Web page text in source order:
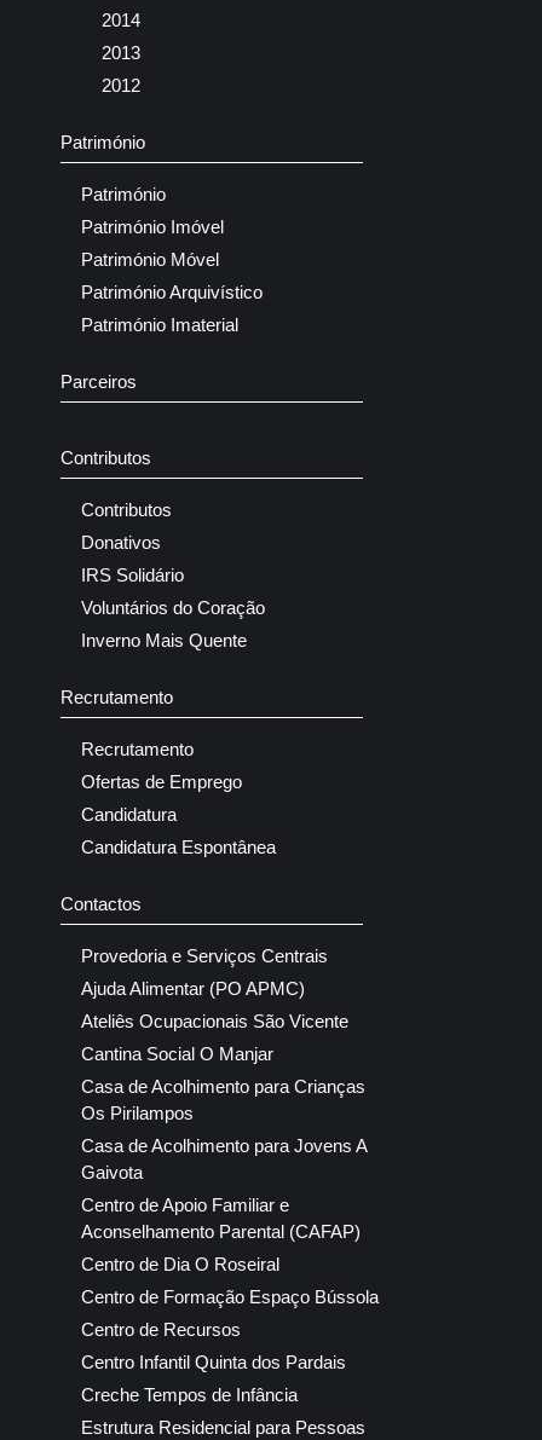
2014
2013
2012
Património
Património
Património Imóvel
Património Móvel
Património Arquivístico
Património Imaterial
Parceiros
Contributos
Contributos
Donativos
IRS Solidário
Voluntários do Coração
Inverno Mais Quente
Recrutamento
Recrutamento
Ofertas de Emprego
Candidatura
Candidatura Espontânea
Contactos
Provedoria e Serviços Centrais
Ajuda Alimentar (PO APMC)
Ateliês Ocupacionais São Vicente
Cantina Social O Manjar
Casa de Acolhimento para Crianças
Os Pirilampos
Casa de Acolhimento para Jovens A
Gaivota
Centro de Apoio Familiar e
Aconselhamento Parental (CAFAP)
Centro de Dia O Roseiral
Centro de Formação Espaço Bússola
Centro de Recursos
Centro Infantil Quinta dos Pardais
Creche Tempos de Infância
Estrutura Residencial para Pessoas